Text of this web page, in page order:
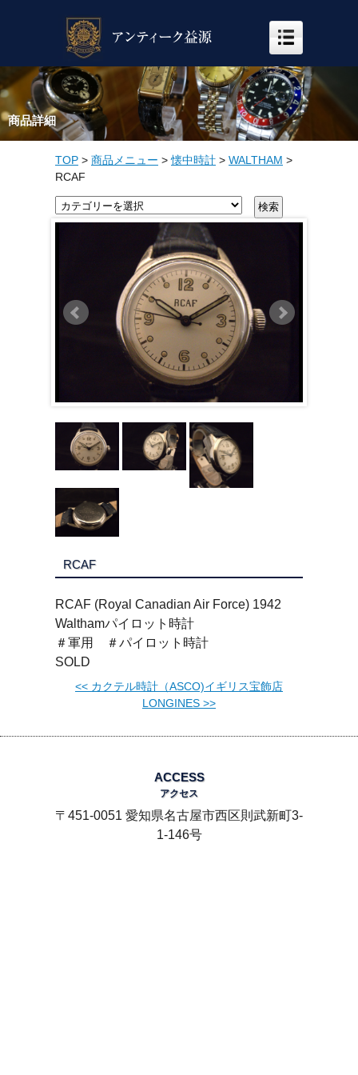
商品詳細
TOP > 商品メニュー >懐中時計 > WALTHAM >
RCAF
RCAF
RCAF (Royal Canadian Air Force) 1942
Walthamパイロット時計
＃軍用 ＃パイロット時計
SOLD
<< カクテル時計（ASCO)イギリス宝飾店
LONGINES >>
ACCESS
アクセス
〒451-0051 愛知県名古屋市西区則武新町3-
1-146号